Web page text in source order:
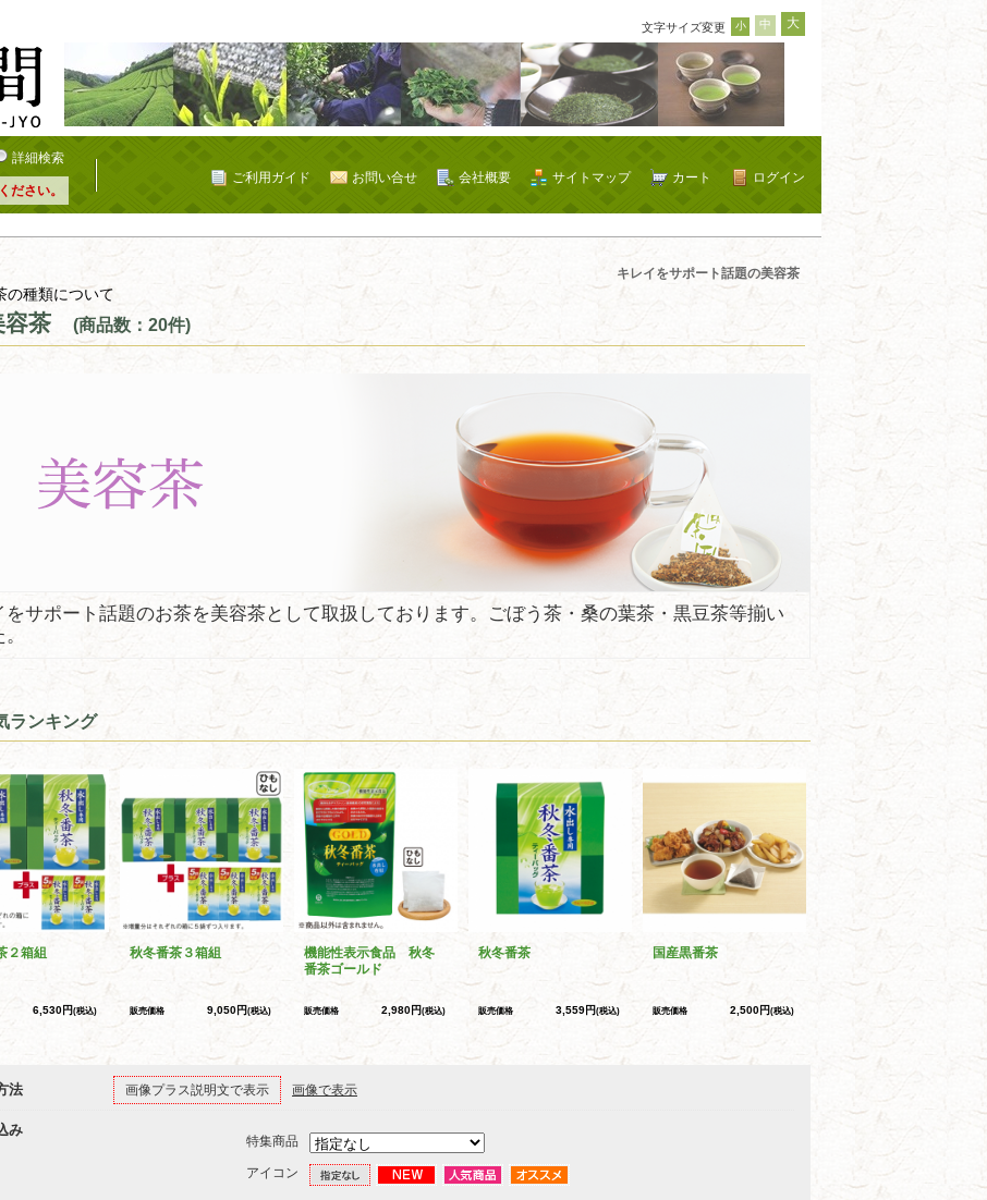
文字サイズ変更 小 中 大
詳細検索
ださい。
ログイン
カート
サイトマップ
会社概要
お問い合せ
ご利用ガイド
キレイをサポート話題の美容茶
の種類について
容茶 (商品数：20件)
をサポート話題のお茶を美容茶として取扱しております。ごぼう茶・桑の葉茶・黒豆茶等揃い
ランキング
２箱組
6,530円(税込)
秋冬番茶３箱組
販売価格 9,050円(税込)
機能性表示食品 秋冬
番茶ゴールド
販売価格 2,980円(税込)
秋冬番茶
販売価格 3,559円(税込)
国産黒番茶
販売価格 2,500円(税込)
法 画像プラス説明文で表示 画像で表示
み
特集商品
アイコン